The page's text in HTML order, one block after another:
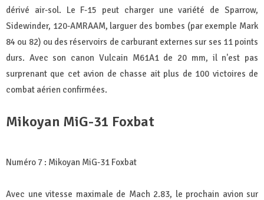
dérivé air-sol. Le F-15 peut charger une variété de Sparrow,
Sidewinder, 120-AMRAAM, larguer des bombes (par exemple Mark
84 ou 82) ou des réservoirs de carburant externes sur ses 11 points
durs. Avec son canon Vulcain M61A1 de 20 mm, il n'est pas
surprenant que cet avion de chasse ait plus de 100 victoires de
combat aérien confirmées.
Mikoyan MiG-31 Foxbat
Numéro 7 : Mikoyan MiG-31 Foxbat
Avec une vitesse maximale de Mach 2.83, le prochain avion sur